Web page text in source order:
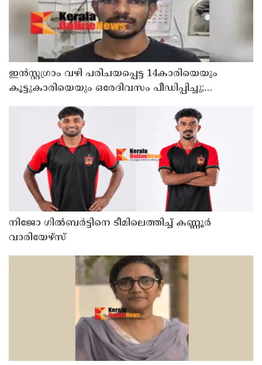
ഇൻസ്റ്റഗ്രാം വഴി പരിചയപ്പെട്ട 14കാരിയെയും
കൂട്ടുകാരിയെയും ഒരേദിവസം പീഡിപ്പിച്ചു;
നഗ്നദൃശ്യം പകര്‍ത്തി: കണ്ണൂർ ചപ്പാരപ്പടവ്
സ്വദേശിയായ 23 വയസുകാരൻ പിടിയിൽ
നിജോ ഗിൽബർട്ടിനെ ടീമിലെത്തിച്ച് കണ്ണൂർ
വാരിയേഴ്സ്